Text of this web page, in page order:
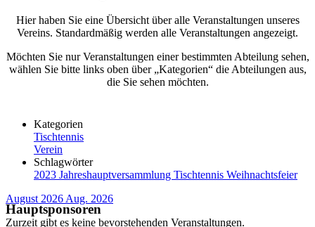
Hier haben Sie eine Übersicht über alle Veranstaltungen unseres
Vereins. Standardmäßig werden alle Veranstaltungen angezeigt.
Möchten Sie nur Veranstaltungen einer bestimmten Abteilung sehen,
wählen Sie bitte links oben über „Kategorien“ die Abteilungen aus,
die Sie sehen möchten.
Kategorien
Tischtennis
Verein
Schlagwörter
2023 Jahreshauptversammlung Tischtennis Weihnachtsfeier
August 2026 Aug. 2026
Zurzeit gibt es keine bevorstehenden Veranstaltungen.
Hauptsponsoren